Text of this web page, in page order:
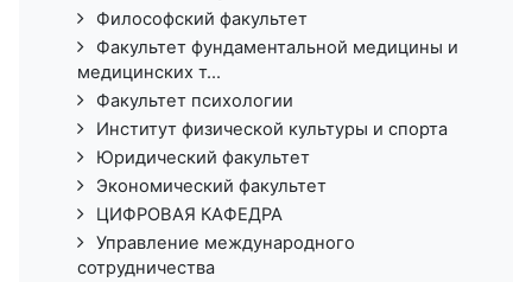
Философский факультет
Факультет фундаментальной медицины и
медицинских т...
Факультет психологии
Институт физической культуры и спорта
Юридический факультет
Экономический факультет
ЦИФРОВАЯ КАФЕДРА
Управление международного
сотрудничества